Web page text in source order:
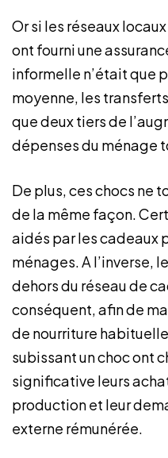
Or si les réseaux
ont fourni une
informelle n’était que
moyenne, les
que deux tiers de
dépenses du ménage
De plus, ces chocs ne
de la même façon.
aidés par les cadeaux
ménages. A l’inverse,
dehors du réseau de
conséquent, afin de
de nourriture
subissant un choc ont
significative leurs
production et leur
externe rémunérée.